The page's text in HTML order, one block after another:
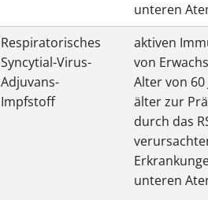
unteren
Respiratorisches
Syncytial-Virus-
Adjuvans-
Impfstoff
aktiven
von
Alter von
älter zur
durch das
unteren